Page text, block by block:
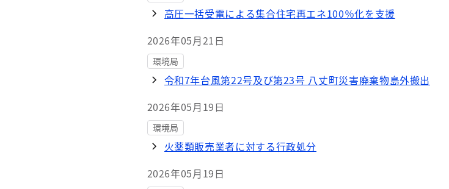
高圧一括受電による集合住宅再エネ100％化を支援
2026年05月21日
環境局
令和7年台風第22号及び第23号 八丈町災害廃棄物島外搬出
2026年05月19日
環境局
火薬類販売業者に対する行政処分
2026年05月19日